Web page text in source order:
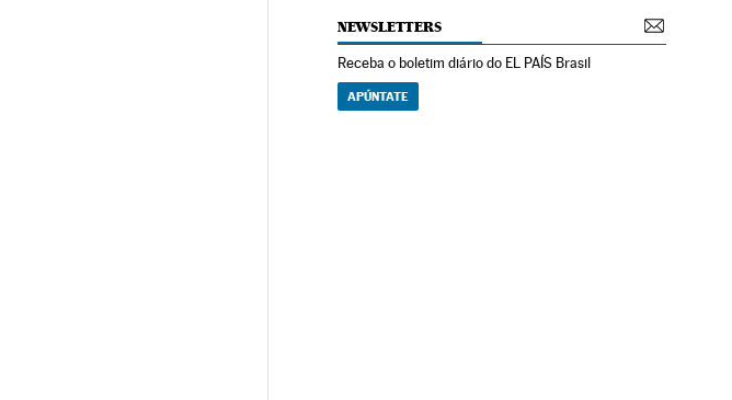
NEWSLETTERS
Receba o boletim diário do EL PAÍS Brasil
APÚNTATE